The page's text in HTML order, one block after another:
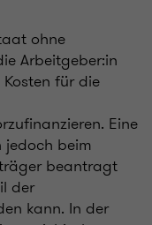
ohne
Arbeitgeber:in
für die
Eine
jedoch beim
beantragt
der
kann. In der